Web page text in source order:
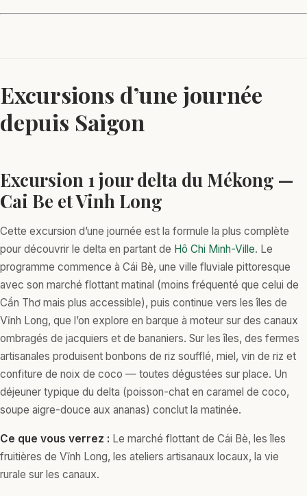
Excursions d’une journée
depuis Saigon
Excursion 1 jour delta du Mékong —
Cai Be et Vinh Long
Cette excursion d’une journée est la formule la plus complète
pour découvrir le delta en partant de Hô Chi Minh-Ville. Le
programme commence à Cái Bè, une ville fluviale pittoresque
avec son marché flottant matinal (moins fréquenté que celui de
Cần Thơ mais plus accessible), puis continue vers les îles de
Vĩnh Long, que l’on explore en barque à moteur sur des canaux
ombragés de jacquiers et de bananiers. Sur les îles, des fermes
artisanales produisent bonbons de riz soufflé, miel, vin de riz et
confiture de noix de coco — toutes dégustées sur place. Un
déjeuner typique du delta (poisson-chat en caramel de coco,
soupe aigre-douce aux ananas) conclut la matinée.
Ce que vous verrez : Le marché flottant de Cái Bè, les îles
fruitières de Vĩnh Long, les ateliers artisanaux locaux, la vie
rurale sur les canaux.